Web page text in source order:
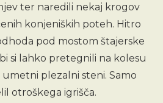
ter naredili nekaj krogov
konjeniških poteh. Hitro
pod mostom štajerske
si lahko pretegnili na kolesu
plezalni steni. Samo
otroškega igrišča.